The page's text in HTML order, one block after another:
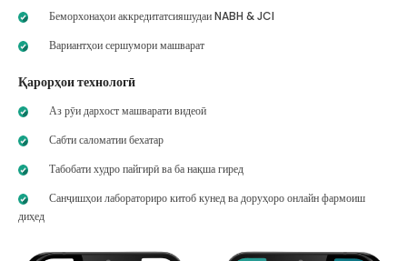
Беморхонаҳои аккредитатсияшудаи NABH & JCI
Вариантҳои сершумори машварат
Қарорҳои технологӣ
Аз рӯи дархост машварати видеоӣ
Сабти саломатии бехатар
Табобати худро пайгирӣ ва ба нақша гиред
Санҷишҳои лабораториро китоб кунед ва доруҳоро онлайн фармоиш
диҳед